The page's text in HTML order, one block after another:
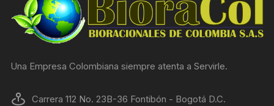
Una Empresa Colombiana siempre atenta a Servirle.
Carrera 112 No. 23B-36 Fontibón - Bogotá D.C.